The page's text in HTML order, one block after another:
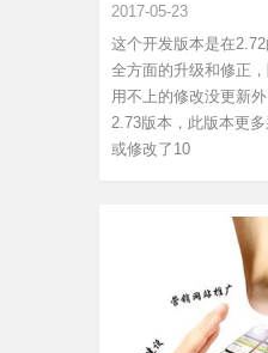
2017-05-23
这个开发版本是在
全方面的升级和修正
用不上的修改没更新
2.73版本，此版本更
或修改了10